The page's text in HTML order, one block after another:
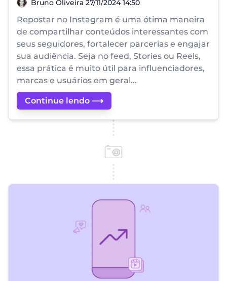
Bruno Oliveira
Bruno Oliveira 27/11/2024 14:50
Repostar no Instagram é uma ótima maneira
de compartilhar conteúdos interessantes com
seus seguidores, fortalecer parcerias e engajar
sua audiência. Seja no feed, Stories ou Reels,
essa prática é muito útil para influenciadores,
marcas e usuários em geral...
Continue lendo ⟶